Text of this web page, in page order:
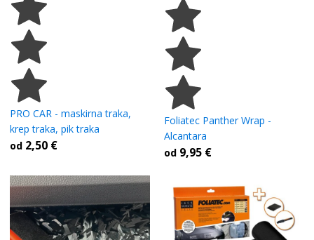
PRO CAR - maskirna traka,
krep traka, pik traka
od 2,50 €
Foliatec Panther Wrap -
Alcantara
od 9,95 €